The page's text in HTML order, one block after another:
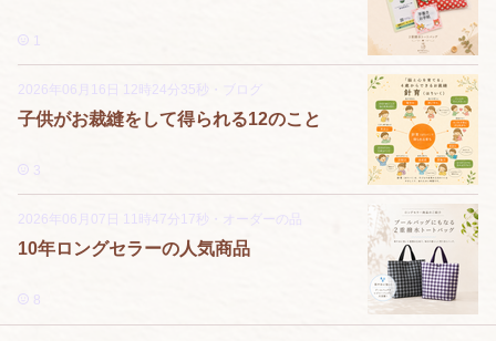
1
2026年06月16日 12時24分35秒 ・ ブログ
子供がお裁縫をして得られる12のこと
3
2026年06月07日 11時47分17秒 ・ オーダーの品
10年ロングセラーの人気商品
8